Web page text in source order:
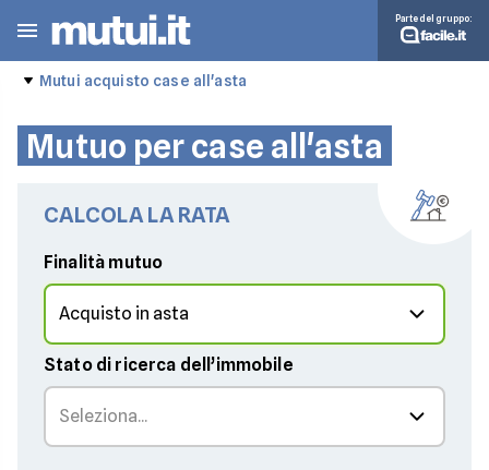
Parte del gruppo:
Mutui acquisto case all'asta
Mutuo per case all'asta
CALCOLA LA RATA
Finalità mutuo
Stato di ricerca dell’immobile